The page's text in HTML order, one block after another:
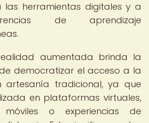
herramientas digitales y a
de aprendizaje
aumentada brinda la
democratizar el acceso a la
artesanía tradicional, ya que
en plataformas virtuales,
móviles o experiencias de